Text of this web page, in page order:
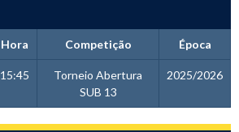
Hora Competição Época
15:45
Torneio Abertura
SUB 13
2025/2026